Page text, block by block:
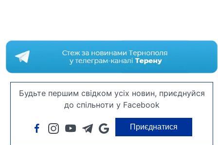
Будьте першим свідком усіх новин, приєднуйся
до спільноти у Facebook
Приєднатися